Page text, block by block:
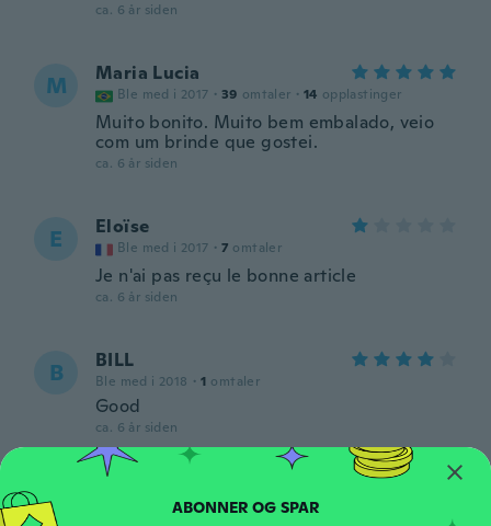
ca. 6 år siden
M Maria Lucia
Ble med i 2017 · 39 omtaler · 14 opplastinger
Muito bonito. Muito bem embalado, veio
com um brinde que gostei.
ca. 6 år siden
E Eloïse
Ble med i 2017 · 7 omtaler
Je n'ai pas reçu le bonne article
ca. 6 år siden
B BILL
Ble med i 2018 · 1 omtaler
Good
ca. 6 år siden
R Ble med i 2017 · 2 omtaler